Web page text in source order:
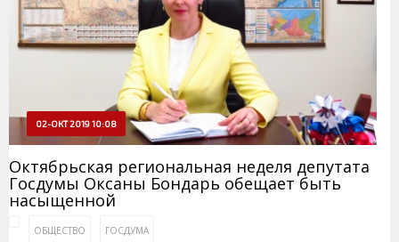
02-ОКТ 2019 10:08
Октябрьская региональная неделя депутата
Госдумы Оксаны Бондарь обещает быть
насыщенной
ОБЩЕСТВО ГОСДУМА